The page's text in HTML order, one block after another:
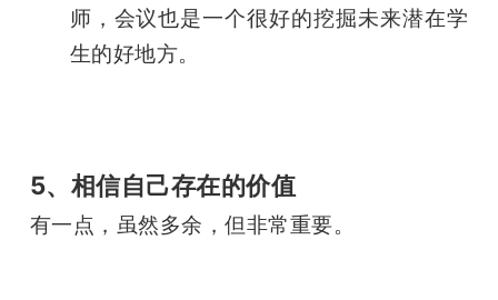
师，会议也是一个很好的挖掘未来潜在学
生的好地方。
5、相信自己存在的价值
有一点，虽然多余，但非常重要。